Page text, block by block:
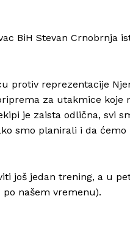
BiH Stevan Crnobrnja
protiv reprezentacije
za utakmice koje
je zaista odlična, svi
smo planirali i da
još jedan trening, a u
našem vremenu).